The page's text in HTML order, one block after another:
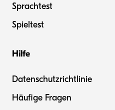
Sprachtest
Spieltest
Hilfe
Datenschutzrichtlinie
Häufige Fragen